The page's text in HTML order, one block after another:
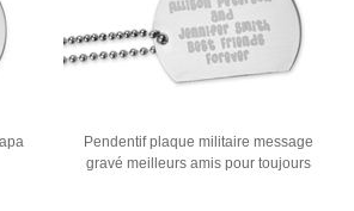
Pendentif plaque militaire message
gravé meilleurs amis pour toujours